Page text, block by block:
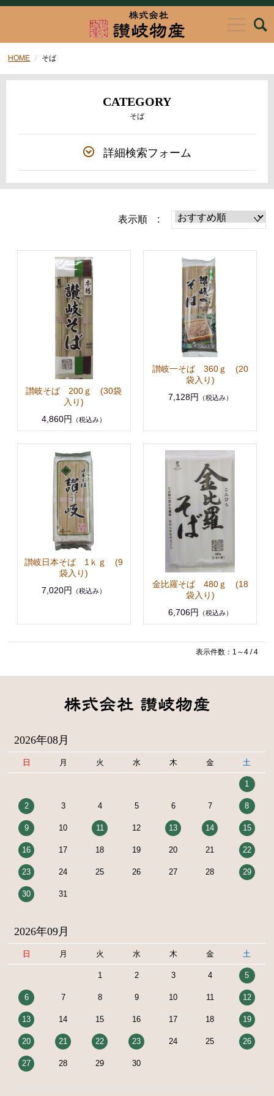
HOME そば
CATEGORY
そば
詳細検索フォーム
表示順 :
讃岐そば 200ｇ (30袋
入り)
4,860円
（税込み）
讃岐一そば 360ｇ (20
袋入り)
7,128円
（税込み）
讃岐日本そば 1ｋｇ (9
袋入り)
7,020円
（税込み）
金比羅そば 480ｇ (18
袋入り)
6,706円
（税込み）
表示件数：1～4 / 4
2026年08月
日 月 火 水 木 金 土
1
2 3 4 5 6 7 8
9 10 11 12 13 14 15
16 17 18 19 20 21 22
23 24 25 26 27 28 29
30 31
2026年09月
日 月 火 水 木 金 土
1 2 3 4 5
6 7 8 9 10 11 12
13 14 15 16 17 18 19
20 21 22 23 24 25 26
27 28 29 30